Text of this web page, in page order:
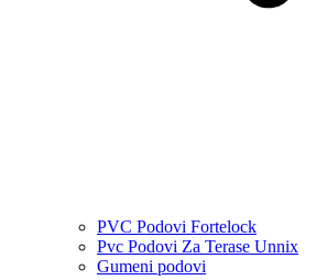
PVC Podovi Fortelock
Pvc Podovi Za Terase Unnix
Gumeni podovi